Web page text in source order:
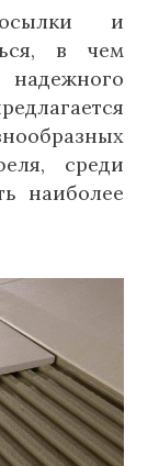
и
в чем
среди
наиболее